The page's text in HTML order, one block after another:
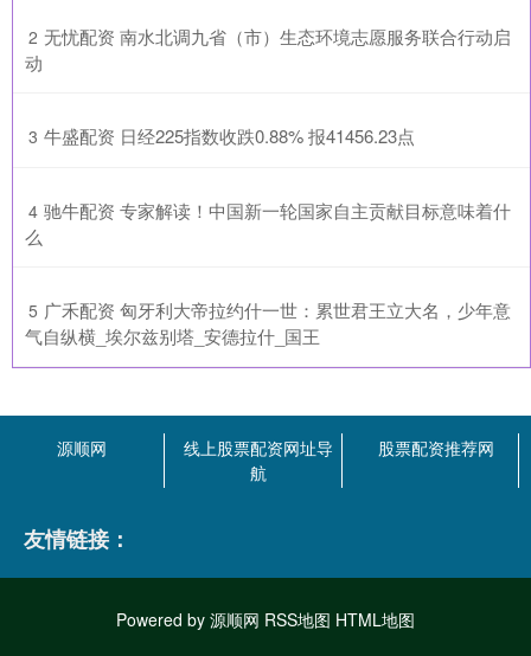
2 ​无忧配资 南水北调九省（市）生态环境志愿服务联合行动启
动
3 ​牛盛配资 日经225指数收跌0.88% 报41456.23点
4 ​驰牛配资 专家解读！中国新一轮国家自主贡献目标意味着什
么
5 ​广禾配资 匈牙利大帝拉约什一世：累世君王立大名，少年意
气自纵横_埃尔兹别塔_安德拉什_国王
源顺网
线上股票配资网址导
航
股票配资推荐网
友情链接：
Powered by 源顺网 RSS地图 HTML地图